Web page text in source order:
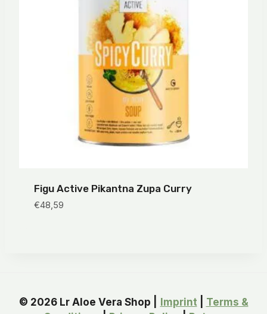
Figu Active Pikantna Zupa Curry
€48,59
© 2026 Lr Aloe Vera Shop | Imprint
Terms &